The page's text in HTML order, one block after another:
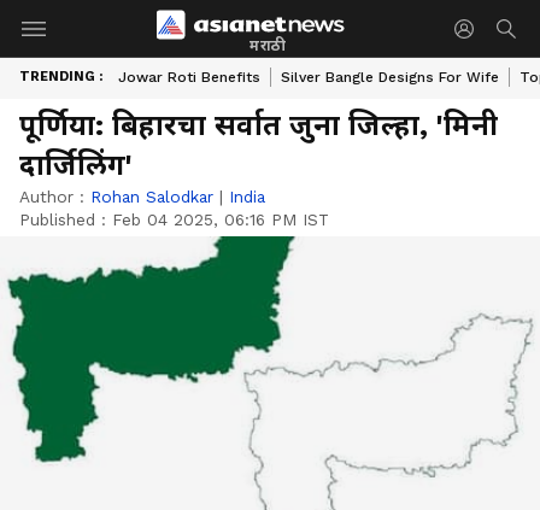
मराठी
TRENDING : Jowar Roti Benefits Silver Bangle Designs For Wife
पूर्णिया: बिहारचा सर्वात जुना जिल्हा, 'मिनी
दार्जिलिंग'
Author : Rohan Salodkar | India
Published : Feb 04 2025, 06:16 PM IST